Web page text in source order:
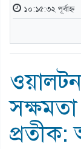
১০:১৫:৩২ পূর্বাহ্ন
প্রতীক: